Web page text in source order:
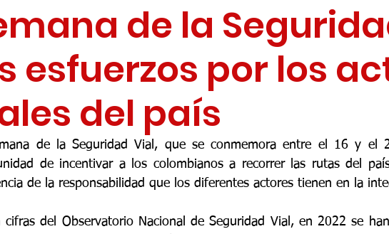
de la
esfuerzos por los
del país
de la Seguridad Vial, que se conmemora entre el 16 y el
de incentivar a los colombianos a recorrer las rutas del
de la responsabilidad que los diferentes actores tienen en la
cifras del Observatorio Nacional de Seguridad Vial, en 2022 se